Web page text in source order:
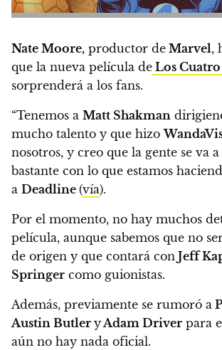
Nate Moore, productor de Marvel,
que la nueva película de Los
sorprenderá a los fans.
“Tenemos a Matt Shakman
mucho talento y que hizo
nosotros, y creo que la gente se va
bastante con lo que estamos
a Deadline (vía).
Por el momento, no hay muchos
película, aunque sabemos que no
de origen y que contará con Jeff
Springer como guionistas.
Además, previamente se rumoró a
Austin Butler yAdam Driver para
aún no hay nada oficial.